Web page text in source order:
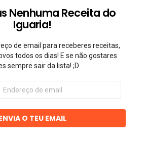
Nenhuma Receita do
Iguaria!
de email para receberes receitas,
todos os dias! E se não gostares
sempre sair da lista! ;D
O TEU EMAIL